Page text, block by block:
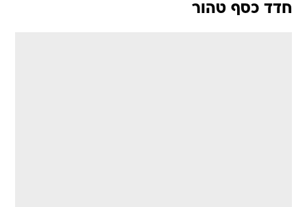
חדד כסף טהור